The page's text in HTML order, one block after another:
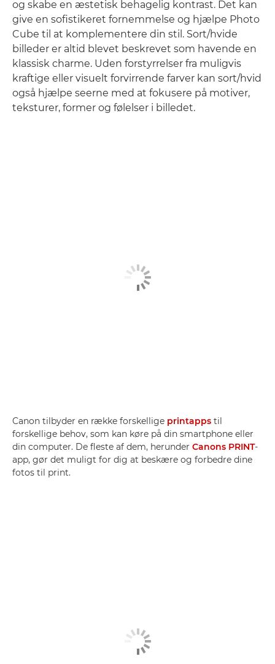
og skabe en æstetisk behagelig kontrast. Det kan
give en sofistikeret fornemmelse og hjælpe Photo
Cube til at komplementere din stil. Sort/hvide
billeder er altid blevet beskrevet som havende en
klassisk charme. Uden forstyrrelser fra muligvis
kraftige eller visuelt forvirrende farver kan sort/hvid
også hjælpe seerne med at fokusere på motiver,
teksturer, former og følelser i billedet.
Canon tilbyder en række forskellige printapps til
forskellige behov, som kan køre på din smartphone eller
din computer. De fleste af dem, herunder Canons PRINT-
app, gør det muligt for dig at beskære og forbedre dine
fotos til print.